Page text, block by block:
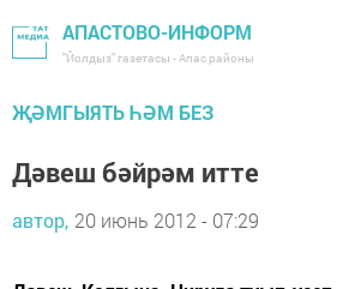
АПАСТОВО-ИНФОРМ
"Йолдыз" газетасы - Апас районы
ҖӘМГЫЯТЬ ҺӘМ БЕЗ
Дәвеш бәйрәм итте
автор, 20 июнь 2012 - 07:29